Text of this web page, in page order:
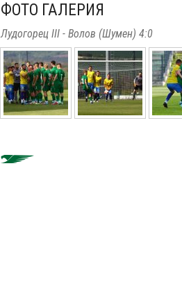
ФОТО ГАЛЕРИЯ
Лудогорец III - Волов (Шумен) 4:0